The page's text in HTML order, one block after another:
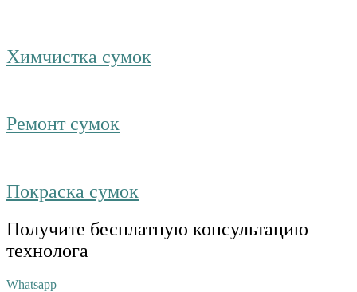
Химчистка сумок
Ремонт сумок
Покраска сумок
Получите бесплатную консультацию
технолога
Whatsapp